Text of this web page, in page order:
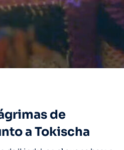
de
a Tokischa